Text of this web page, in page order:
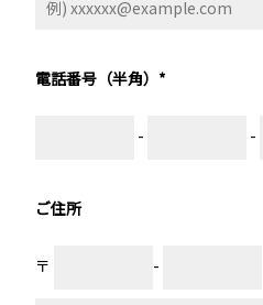
電話番号（半角） *
- -
ご住所
〒 -